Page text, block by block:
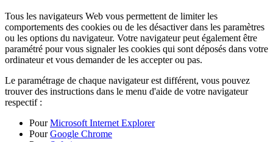
Tous les navigateurs Web vous permettent de limiter les
comportements des cookies ou de les désactiver dans les paramètres
ou les options du navigateur. Votre navigateur peut également être
paramétré pour vous signaler les cookies qui sont déposés dans votre
ordinateur et vous demander de les accepter ou pas.
Le paramétrage de chaque navigateur est différent, vous pouvez
trouver des instructions dans le menu d'aide de votre navigateur
respectif :
PourMicrosoft Internet Explorer
PourGoogle Chrome